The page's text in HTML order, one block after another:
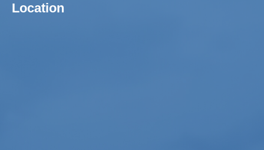
Location